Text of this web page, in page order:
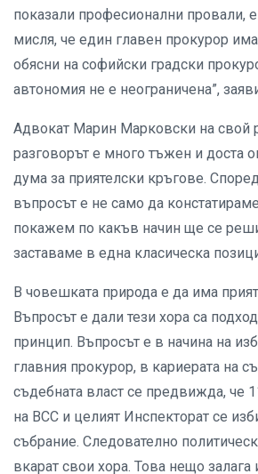
показали професионални провали,
мисля, че един главен прокурор
обясни на софийски градски
автономия не е неограничена”,
Адвокат Марин Марковски на свой
разговорът е много тъжен и доста
дума за приятелски кръгове.
въпросът е не само да
покажем по какъв начин ще се
заставаме в една класическа
В човешката природа е да има
Въпросът е дали тези хора са
принцип. Въпросът е в начина на
главния прокурор, в кариерата на
съдебната власт се предвижда, че
на ВСС и целият Инспекторат се
събрание. Следователно
вкарат свои хора. Това нещо залага